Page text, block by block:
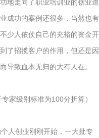
地走向了职业培训业的创业道
成功的案例还很多，当然也有
少人依仗自己的充裕的资金开
了招揽客户的作用，但还是因
导致血本无归的大有人在。
家级别标准为100分折算）
人创业刚刚开始，一大批专